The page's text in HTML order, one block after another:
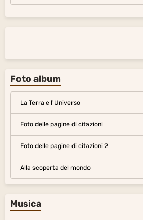
Foto album
La Terra e l'Universo
Foto delle pagine di citazioni
Foto delle pagine di citazioni 2
Alla scoperta del mondo
Musica